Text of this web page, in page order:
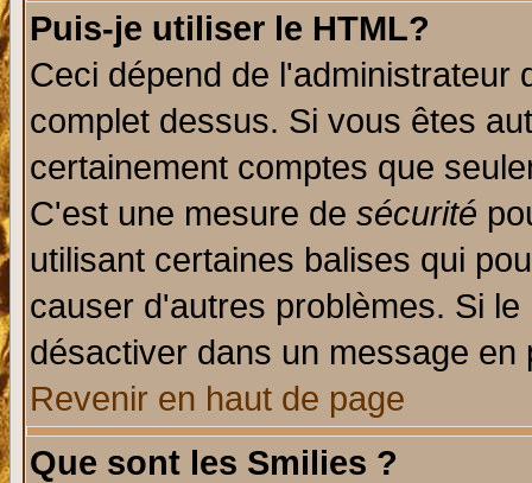
Puis-je utiliser le HTML?
Ceci dépend de l'administrateur
complet dessus. Si vous êtes
certainement comptes que
C'est une mesure de sécurité
utilisant certaines balises qui
causer d'autres problèmes. Si
désactiver dans un message
Revenir en haut de page
Que sont les Smilies ?